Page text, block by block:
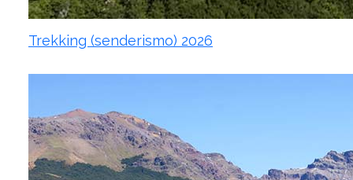
Trekking (senderismo) 2026